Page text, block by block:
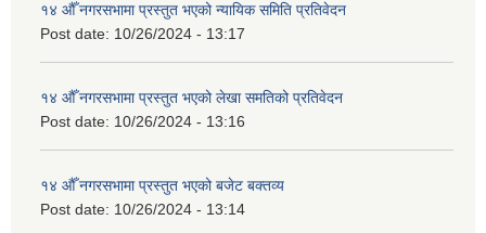
१४ औँ नगरसभामा प्रस्तुत भएको न्यायिक समिति प्रतिवेदन
Post date: 10/26/2024 - 13:17
१४ औँ नगरसभामा प्रस्तुत भएको लेखा समतिको प्रतिवेदन
Post date: 10/26/2024 - 13:16
१४ औँ नगरसभामा प्रस्तुत भएको बजेट बक्तव्य
Post date: 10/26/2024 - 13:14